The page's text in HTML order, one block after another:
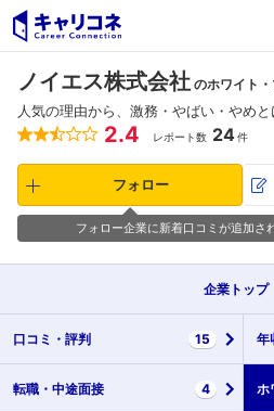
ノイエス株式会社 のホワイト
人気の理由から、激務・やばい・やめ
2.4 レポート数 24件
フォロー
フォロー企業に新着口コミが追加さ
企業 トップ
口コミ・ 評判 15 年
転職・ 中途面接 4 ホ